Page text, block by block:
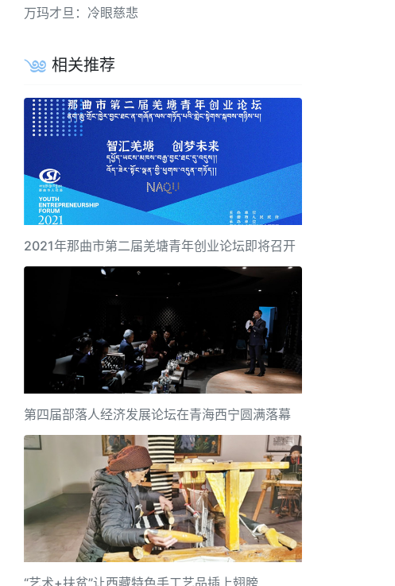
万玛才旦：冷眼慈悲
相关推荐
2021年那曲市第二届羌塘青年创业论坛即将召开
第四届部落人经济发展论坛在青海西宁圆满落幕
“艺术+扶贫”让西藏特色手工艺品插上翅膀